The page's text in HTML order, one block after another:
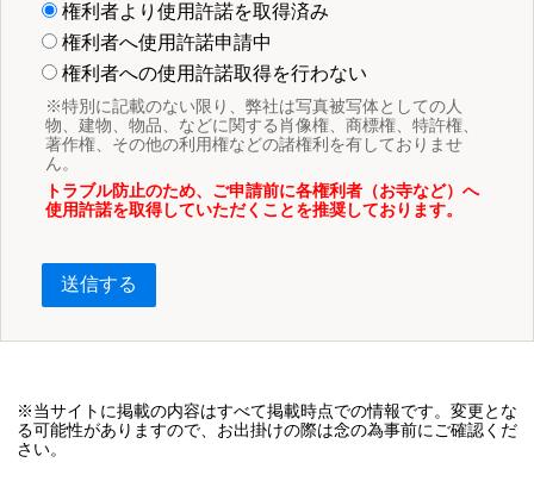
権利者より使用許諾を取得済み
権利者へ使用許諾申請中
権利者への使用許諾取得を行わない
※特別に記載のない限り、弊社は写真被写体としての人
物、建物、物品、などに関する肖像権、商標権、特許権、
著作権、その他の利用権などの諸権利を有しておりませ
ん。
トラブル防止のため、ご申請前に各権利者（お寺など）へ
使用許諾を取得していただくことを推奨しております。
送信する
※当サイトに掲載の内容はすべて掲載時点での情報です。変更とな
る可能性がありますので、お出掛けの際は念の為事前にご確認くだ
さい。